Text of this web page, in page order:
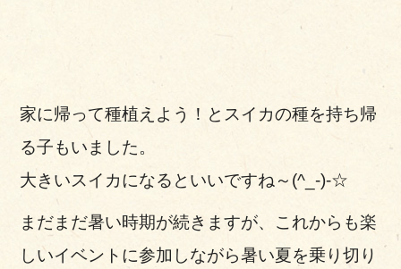
家に帰って種植えよう！とスイカの種を持ち帰
る子もいました。
大きいスイカになるといいですね～(^_-)-☆
まだまだ暑い時期が続きますが、これからも楽
しいイベントに参加しながら暑い夏を乗り切り